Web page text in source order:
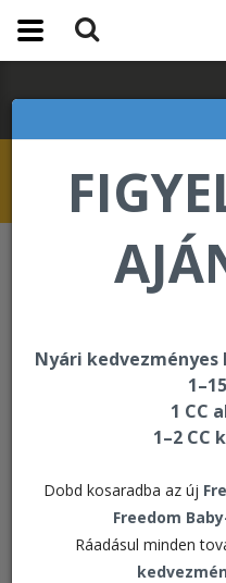
Nyári
1 CC
1–2 CC
Dobd kosaradba az új
Freedom
Ráadásul minden
Forever F.I.T.
A Vital 5 füzet itt
Rendezés:
Megjelenítve: